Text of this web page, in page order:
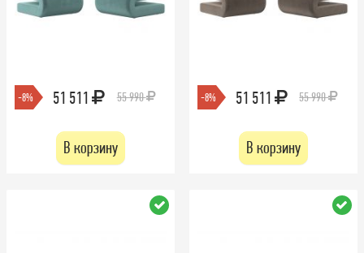
-8% 51 511 55 990
В корзину
-8% 51 511 55 990
В корзину